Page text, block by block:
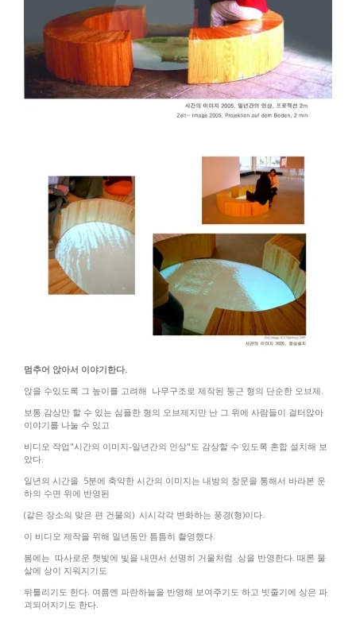
멈추어 앉아서 이야기한다.
앉을 수있도록 그 높이를 고려해 나무구조로 제작된 둥근 형의 단순한 오브제.
보통 감상만 할 수 있는 심플한 형의 오브제지만 난 그 위에 사람들이 걸터앉아
이야기를 나눌 수 있고
비디오 작업"시간의 이미지-일년간의 인상"도 감상할 수 있도록 혼합 설치해 보
았다.
일년의 시간을 5분에 축약한 시간의 이미지는 내방의 창문을 통해서 바라본 운
하의 수면 위에 반영된
(같은 장소의 맞은 편 건물의) 시시각각 변화하는 풍경(형)이다.
이 비디오 제작을 위해 일년동안 틈틈히 촬영했다.
봄에는 따사로운 햇빛에 빛을 내면서 선명히 거울처럼 상을 반영한다. 때론 물
살에 상이 지워지기도
뒤틀리기도 한다. 여름엔 파란하늘을 반영해 보여주기도 하고 빗줄기에 상은 파
괴되어지기도 한다.